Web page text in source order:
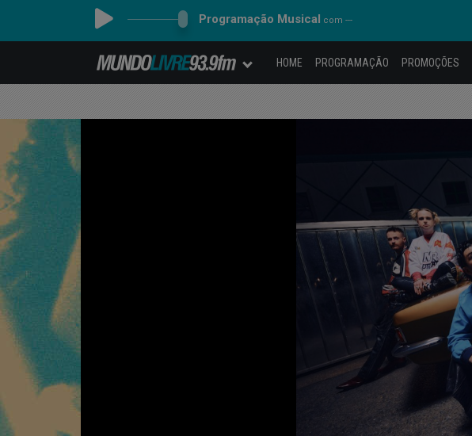
Programação Musical com ---
HOME PROGRAMAÇÃO PROMOÇÕES